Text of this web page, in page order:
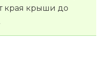
края крыши до